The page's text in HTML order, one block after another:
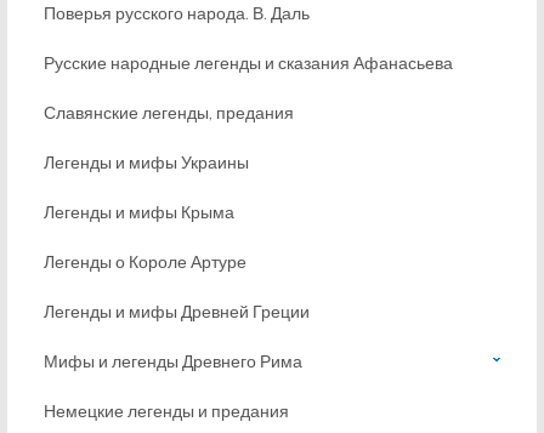
Поверья русского народа. В. Даль
Русские народные легенды и сказания Афанасьева
Славянские легенды, предания
Легенды и мифы Украины
Легенды и мифы Крыма
Легенды о Короле Артуре
Легенды и мифы Древней Греции
Мифы и легенды Древнего Рима
Немецкие легенды и предания